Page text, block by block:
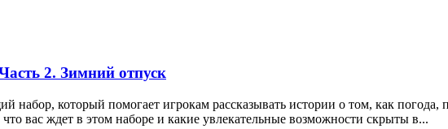
2. Зимний отпуск
который помогает игрокам рассказывать истории о том, как
вас ждет в этом наборе и какие увлекательные возможности скрыты в...